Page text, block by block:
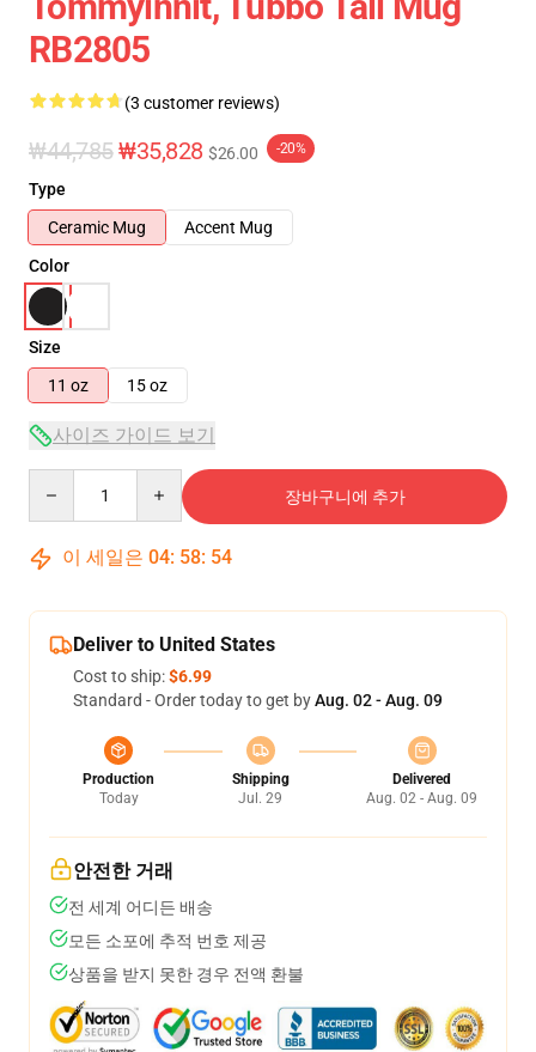
RB2805
(3 customer reviews)
₩44,785₩35,828 $26.00 -20%
Type
Ceramic Mug
Accent Mug
Color
Size
11 oz
15 oz
사이즈 가이드 보기
장바구니에 추가
이 세일은 04: 58: 53
Deliver to United States
Cost to ship:$6.99
Standard - Order today to get byAug. 02 - Aug. 09
Production
Today
Shipping
Jul. 29
Delivered
Aug. 02 - Aug. 09
안전한 거래
전 세계 어디든 배송
모든 소포에 추적 번호 제공
상품을 받지 못한 경우 전액 환불